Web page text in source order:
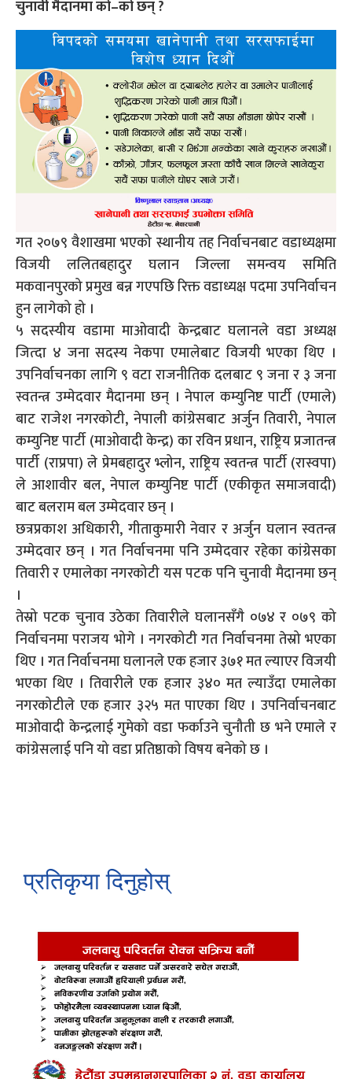
चुनावी मैदानमा को–को छन् ?
गत २०७९ वैशाखमा भएको स्थानीय तह निर्वाचनबाट वडाध्यक्षमा
विजयी ललितबहादुर घलान जिल्ला समन्वय समिति
मकवानपुरको प्रमुख बन्न गएपछि रिक्त वडाध्यक्ष पदमा उपनिर्वाचन
हुन लागेको हो ।
५ सदस्यीय वडामा माओवादी केन्द्रबाट घलानले वडा अध्यक्ष
जित्दा ४ जना सदस्य नेकपा एमालेबाट विजयी भएका थिए ।
उपनिर्वाचनका लागि ९ वटा राजनीतिक दलबाट ९ जना र ३ जना
स्वतन्त्र उम्मेदवार मैदानमा छन् । नेपाल कम्युनिष्ट पार्टी (एमाले)
बाट राजेश नगरकोटी, नेपाली कांग्रेसबाट अर्जुन तिवारी, नेपाल
कम्युनिष्ट पार्टी (माओवादी केन्द्र) का रविन प्रधान, राष्ट्रिय प्रजातन्त्र
पार्टी (राप्रपा) ले प्रेमबहादुर भ्लोन, राष्ट्रिय स्वतन्त्र पार्टी (रास्वपा)
ले आशावीर बल, नेपाल कम्युनिष्ट पार्टी (एकीकृत समाजवादी)
बाट बलराम बल उम्मेदवार छन् ।
छत्रप्रकाश अधिकारी, गीताकुमारी नेवार र अर्जुन घलान स्वतन्त्र
उम्मेदवार छन् । गत निर्वाचनमा पनि उम्मेदवार रहेका कांग्रेसका
तिवारी र एमालेका नगरकोटी यस पटक पनि चुनावी मैदानमा छन्
।
तेस्रो पटक चुनाव उठेका तिवारीले घलानसँगै ०७४ र ०७९ को
निर्वाचनमा पराजय भोगे । नगरकोटी गत निर्वाचनमा तेस्रो भएका
थिए । गत निर्वाचनमा घलानले एक हजार ३७१ मत ल्याएर विजयी
भएका थिए । तिवारीले एक हजार ३४० मत ल्याउँदा एमालेका
नगरकोटीले एक हजार ३२५ मत पाएका थिए । उपनिर्वाचनबाट
माओवादी केन्द्रलाई गुमेको वडा फर्काउने चुनौती छ भने एमाले र
कांग्रेसलाई पनि यो वडा प्रतिष्ठाको विषय बनेको छ ।
प्रतिकृया दिनुहोस्